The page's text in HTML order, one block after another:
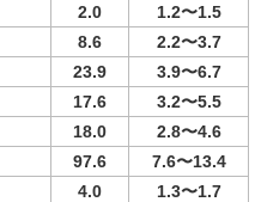
2.0
1.2〜1.5
8.6
2.2〜3.7
23.9
3.9〜6.7
17.6
3.2〜5.5
18.0
2.8〜4.6
97.6
7.6〜13.4
4.0
1.3〜1.7